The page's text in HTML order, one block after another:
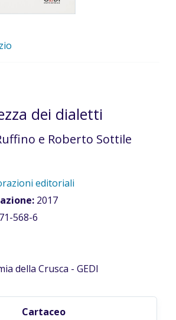
dei dialetti
e Roberto Sottile
editoriali
2017
568-6
della Crusca - GEDI
Cartaceo